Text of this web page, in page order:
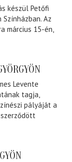
készül Petőfi
Az
március 15-én,
Levente
tagja,
pályáját a